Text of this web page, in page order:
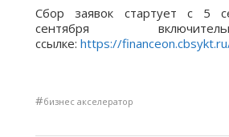
Сбор заявок стартует с 5
сентября
ссылке: https://
#бизнес акселератор